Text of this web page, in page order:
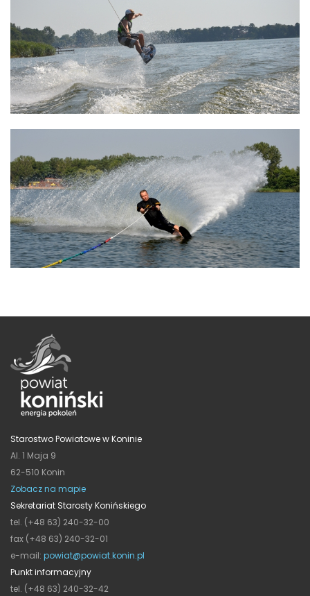
Starostwo Powiatowe w Koninie
Al. 1 Maja 9
62-510 Konin
Zobacz na mapie
Sekretariat Starosty Konińskiego
tel. (+48 63) 240-32-00
fax (+48 63) 240-32-01
e-mail: powiat@powiat.konin.pl
Punkt informacyjny
tel. (+48 63) 240-32-42